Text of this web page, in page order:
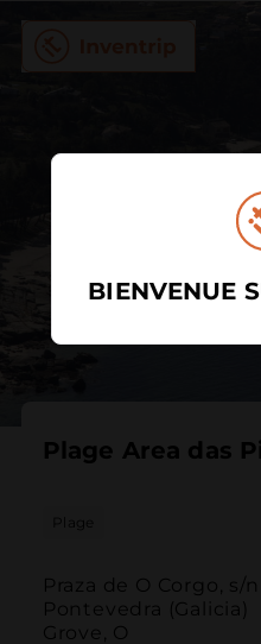
Plage Area das
Plage
Praza de O Corgo, s/
Pontevedra (Galicia)
Grove, O
BIENVENUE